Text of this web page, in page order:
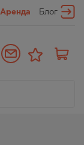
Аренда Блог